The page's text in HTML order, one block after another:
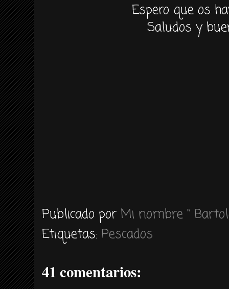
Espero que os
Saludos y
Publicado por Mi nombre "
Etiquetas: Pescados
41 comentarios: